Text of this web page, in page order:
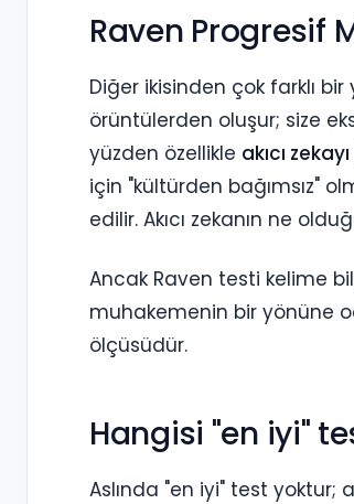
Raven Progresif
Diğer ikisinden çok farklı
örüntülerden oluşur; size
yüzden özellikle akıcı zekayı
için "kültürden bağımsız"
edilir. Akıcı zekanın ne
Ancak Raven testi kelime
muhakemenin bir yönüne
ölçüsüdür.
Hangisi "en iyi"
Aslında "en iyi" test yoktur;